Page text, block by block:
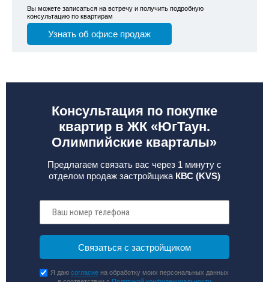
Вы можете записаться на встречу и получить подробную
консультацию по квартирам
Узнать об офисе продаж
Консультация по покупке
квартир в ЖК «ЮгТаун.
Олимпийские кварталы»
Предлагаем связать вас через 1 минуту с
отделом продаж застройщика КВС (KVS)
Я даюсогласие на обработку моих персональных данных